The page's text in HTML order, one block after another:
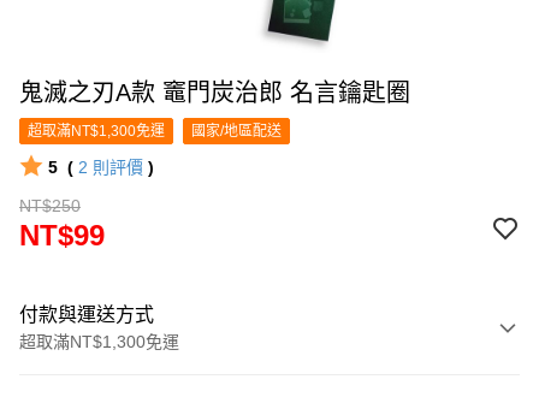
鬼滅之刃A款 竈門炭治郎 名言鑰匙圈
超取滿NT$1,300免運 國家/地區配送
5 ( 2 則評價 )
NT$250
NT$99
付款與運送方式
超取滿NT$1,300免運